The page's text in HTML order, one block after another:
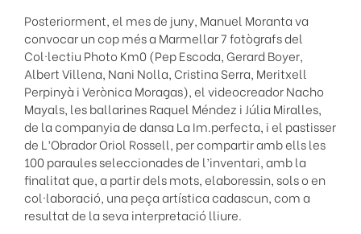
Posteriorment, el mes de juny, Manuel Moranta va
convocar un cop més a Marmellar 7 fotògrafs del
Col·lectiu Photo Km0 (Pep Escoda, Gerard Boyer,
Albert Villena, Nani Nolla, Cristina Serra, Meritxell
Perpinyà i Verònica Moragas), el videocreador Nacho
Mayals, les ballarines Raquel Méndez i Júlia Miralles,
de la companyia de dansa La Im.perfecta, i el pastisser
de L’Obrador Oriol Rossell, per compartir amb ells les
100 paraules seleccionades de l’inventari, amb la
finalitat que, a partir dels mots, elaboressin, sols o en
col·laboració, una peça artística cadascun, com a
resultat de la seva interpretació lliure.